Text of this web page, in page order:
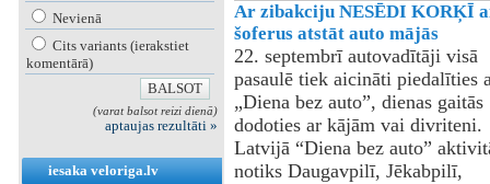
Nevienā
Cits variants (ierakstiet
komentārā)
(varat balsot reizi dienā)
aptaujas rezultāti »
iesaka veloriga.lv
Ar zibakciju NESĒDI KORĶĪ
šoferus atstāt auto mājās
22. septembrī autovadītāji visā
pasaulē tiek aicināti piedalīties
„Diena bez auto”, dienas gaitās
dodoties ar kājām vai divriteni.
Latvijā “Diena bez auto”
notiks Daugavpilī, Jēkabpilī,